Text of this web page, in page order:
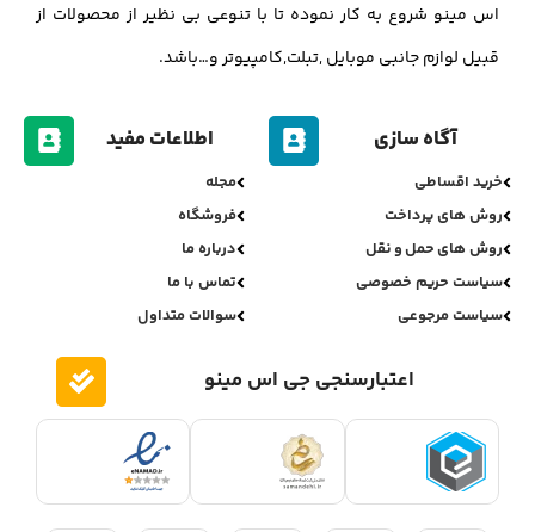
اس مینو شروع به کار نموده تا با تنوعی بی نظیر از محصولات از
قبیل لوازم جانبی موبایل ,تبلت,کامپیوتر و…باشد.
آگاه سازی
خرید اقساطی
روش های پرداخت
روش های حمل و نقل
سیاست حریم خصوصی
سیاست مرجوعی
اطلاعات مفید
مجله
فروشگاه
درباره ما
تماس با ما
سوالات متداول
اعتبارسنجی جی اس مینو